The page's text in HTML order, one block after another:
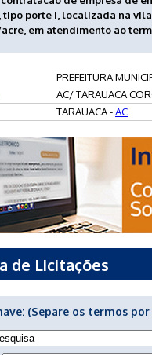
tipo porte i, localizada na
em atendimento ao
PREFEITURA
AC/ TARAUACA
TARAUACA -AC
de Licitações
(Separe os termos